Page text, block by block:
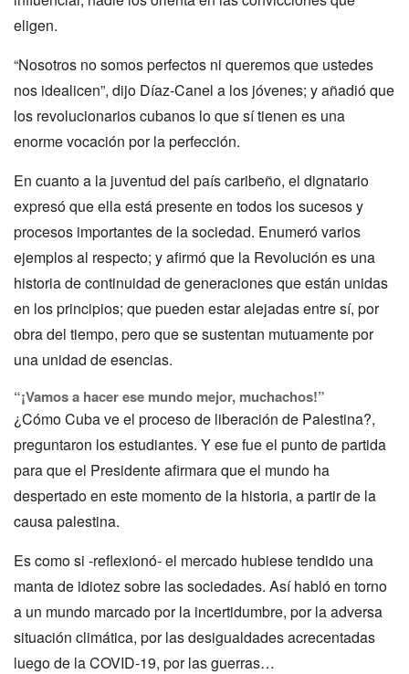
eligen.
“Nosotros no somos perfectos ni queremos que ustedes
nos idealicen”, dijo Díaz-Canel a los jóvenes; y añadió que
los revolucionarios cubanos lo que sí tienen es una
enorme vocación por la perfección.
En cuanto a la juventud del país caribeño, el dignatario
expresó que ella está presente en todos los sucesos y
procesos importantes de la sociedad. Enumeró varios
ejemplos al respecto; y afirmó que la Revolución es una
historia de continuidad de generaciones que están unidas
en los principios; que pueden estar alejadas entre sí, por
obra del tiempo, pero que se sustentan mutuamente por
una unidad de esencias.
“¡Vamos a hacer ese mundo mejor, muchachos!”
¿Cómo Cuba ve el proceso de liberación de Palestina?,
preguntaron los estudiantes. Y ese fue el punto de partida
para que el Presidente afirmara que el mundo ha
despertado en este momento de la historia, a partir de la
causa palestina.
Es como si -reflexionó- el mercado hubiese tendido una
manta de idiotez sobre las sociedades. Así habló en torno
a un mundo marcado por la incertidumbre, por la adversa
situación climática, por las desigualdades acrecentadas
luego de la COVID-19, por las guerras…